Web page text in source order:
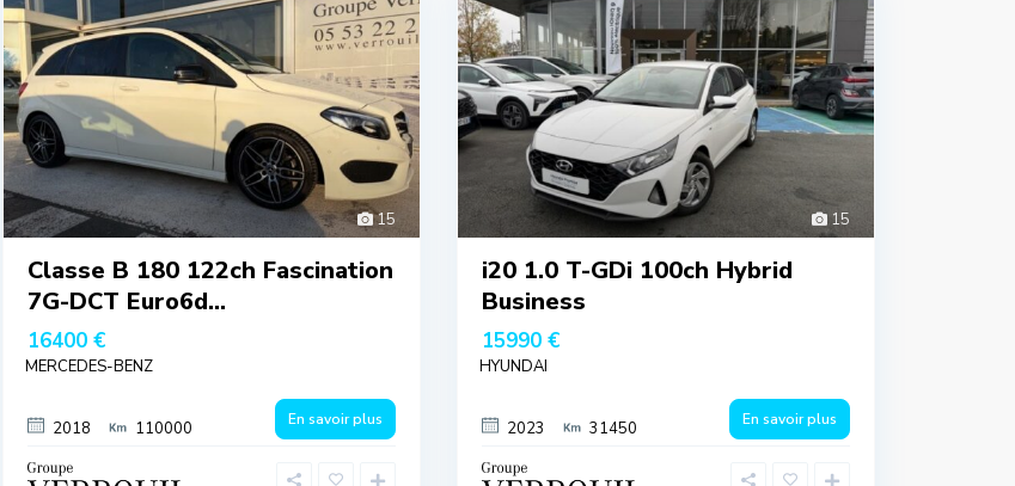
15
Classe B 180 122ch Fascination
7G-DCT Euro6d...
16400 €
MERCEDES-BENZ
2018 110000 En savoir plus
15
i20 1.0 T-GDi 100ch Hybrid
Business
15990 €
HYUNDAI
2023 31450 En savoir plus